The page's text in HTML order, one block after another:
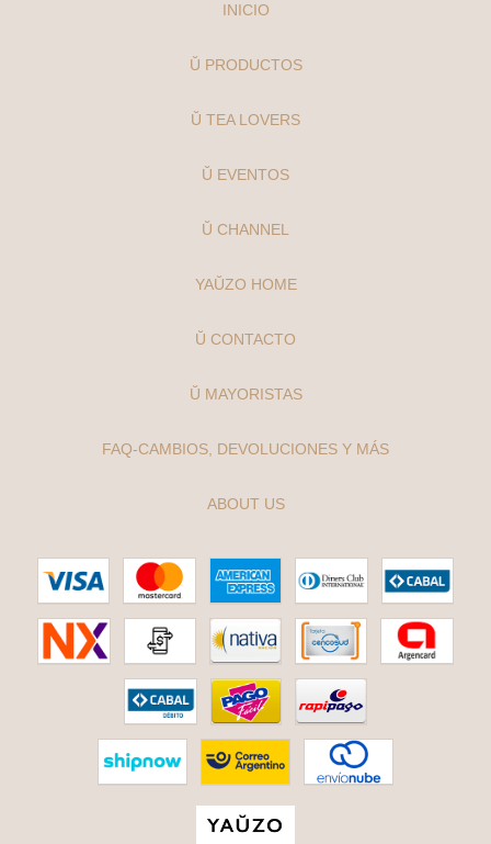
INICIO
Ŭ PRODUCTOS
Ŭ TEA LOVERS
Ŭ EVENTOS
Ŭ CHANNEL
YAŬZO HOME
Ŭ CONTACTO
Ŭ MAYORISTAS
FAQ-CAMBIOS, DEVOLUCIONES Y MÁS
ABOUT US